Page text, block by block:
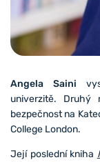
Angela Saini
univerzitě.
bezpečnost na
College London.
Její poslední kniha